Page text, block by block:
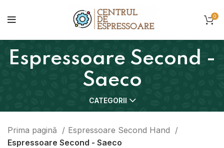
0
Espressoare Second -
Saeco
CATEGORII
Prima pagină
Espressoare Second Hand
Espressoare Second - Saeco